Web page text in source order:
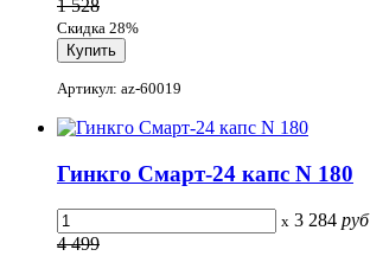
1 528
Скидка 28%
Артикул: az-60019
Гинкго Смарт-24 капс N 180
x 3 284 руб
4 499